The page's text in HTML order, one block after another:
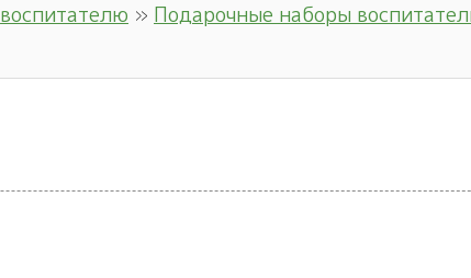
воспитателю » Подарочные наборы